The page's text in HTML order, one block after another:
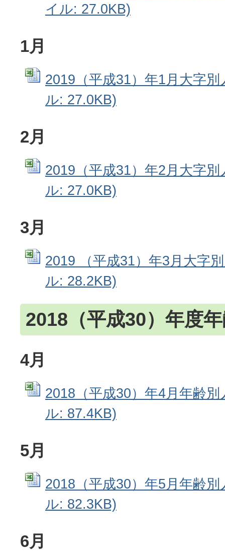
イル: 27.0KB)
1月
2019（平成31）年1月大字
ル: 27.0KB)
2月
2019（平成31）年2月大字
ル: 27.0KB)
3月
2019 （平成31）年3月大字
ル: 28.2KB)
2018（平成30）年度
4月
2018（平成30）年4月年齢
ル: 87.4KB)
5月
2018（平成30）年5月年齢
ル: 82.3KB)
6月